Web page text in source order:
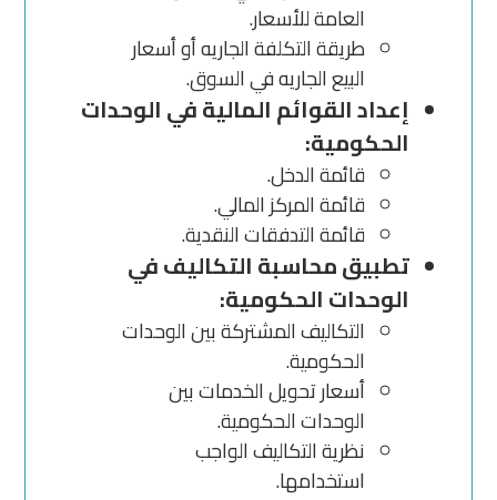
العامة للأسعار.
طريقة التكلفة الجاريه أو أسعار
البيع الجاريه في السوق.
إعداد القوائم المالية في الوحدات
الحكومية:
قائمة الدخل.
قائمة المركز المالي.
قائمة التدفقات النقدية.
تطبيق محاسبة التكاليف في
الوحدات الحكومية:
التكاليف المشتركة بين الوحدات
الحكومية.
أسعار تحويل الخدمات بين
الوحدات الحكومية.
نظرية التكاليف الواجب
استخدامها.